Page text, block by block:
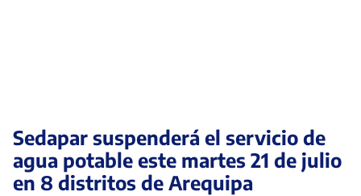
Sedapar suspenderá el servicio de
agua potable este martes 21 de julio
en 8 distritos de Arequipa